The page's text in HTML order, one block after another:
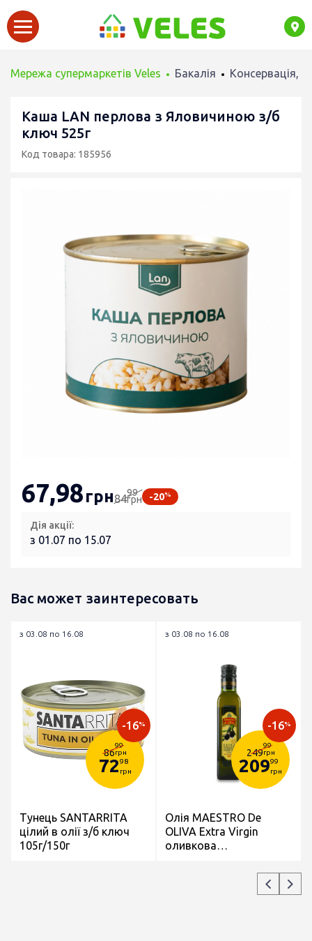
Мережа супермаркетів Veles Бакалія Консервація,
Каша LAN перлова з Яловичиною з/б
ключ 525г
Код товара: 185956
67,98грн8499
грн -20%
Дія акції:
з 01.07 по 15.07
Вас может заинтересовать
з 03.08 по 16.08
86
99
грн
7298
грн
-16%
Тунець SANTARRITA
цілий в олії з/б ключ
105г/150г
з 03.08 по 16.08
249
99
грн
20999
грн
-16%
Олія MAESTRO De
OLIVA Extra Virgin
оливкова
віджим скл/пл 250мл